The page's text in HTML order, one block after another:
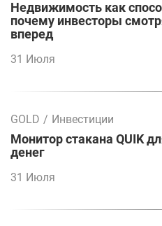
Недвижимость как
почему инвесторы
вперед
31 Июля
GOLD / Инвестиции
Монитор стакана QUIK
денег
31 Июля